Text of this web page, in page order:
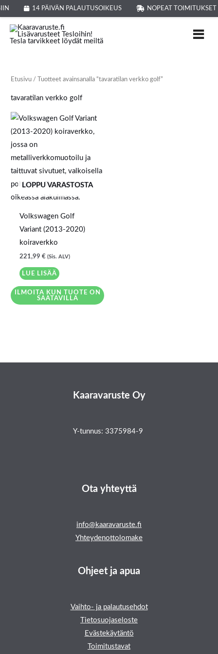
14 PÄIVÄN PALAUTUSOIKEUS NOPEAT
Siirry
sisältöön
Etusivu / Tuotteet avainsanalla “tavaratilan verkko golf”
tavaratilan verkko golf
LOPPU VARASTOSTA
Volkswagen Golf
Variant (2013-2020)
koiraverkko
221,99 € (Sis. ALV)
LUE LISÄÄ
ILMOITA KUN TUOTE ON
SAATAVILLA
Kaaravaruste Oy
Y-tunnus: 3375984-9
Ota yhteyttä
info@kaaravaruste.fi
Yhteydenottolomake
Ohjeet ja apua
Vaihto- ja palautusehdot
Tietosuojaseloste
Evästekäytäntö
Toimitustavat